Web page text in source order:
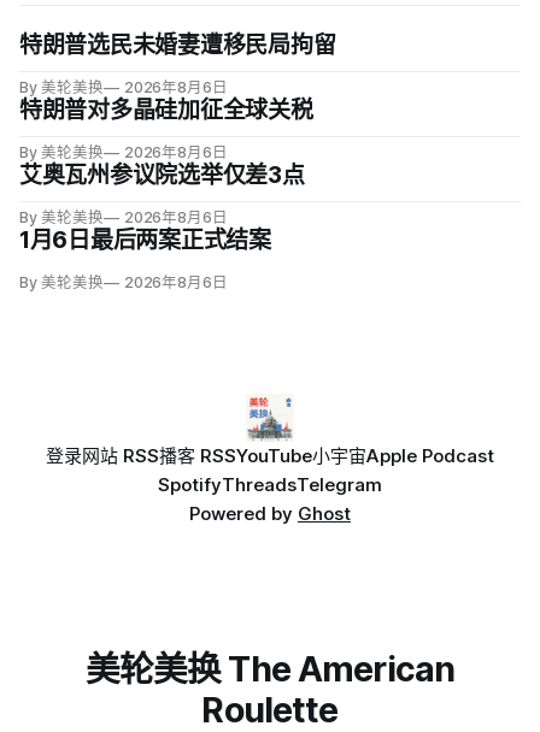
特朗普选民未婚妻遭移民局拘留
By 美轮美换 2026年8月6日
特朗普对多晶硅加征全球关税
By 美轮美换 2026年8月6日
艾奥瓦州参议院选举仅差3点
By 美轮美换 2026年8月6日
1月6日最后两案正式结案
By 美轮美换 2026年8月6日
登录网站 RSS播客 RSSYouTube小宇宙Apple Podcast
SpotifyThreadsTelegram
Powered by Ghost
美轮美换 The American
Roulette